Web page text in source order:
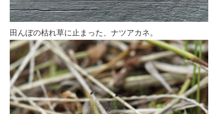
田んぼの枯れ草に止まった、ナツアカネ。